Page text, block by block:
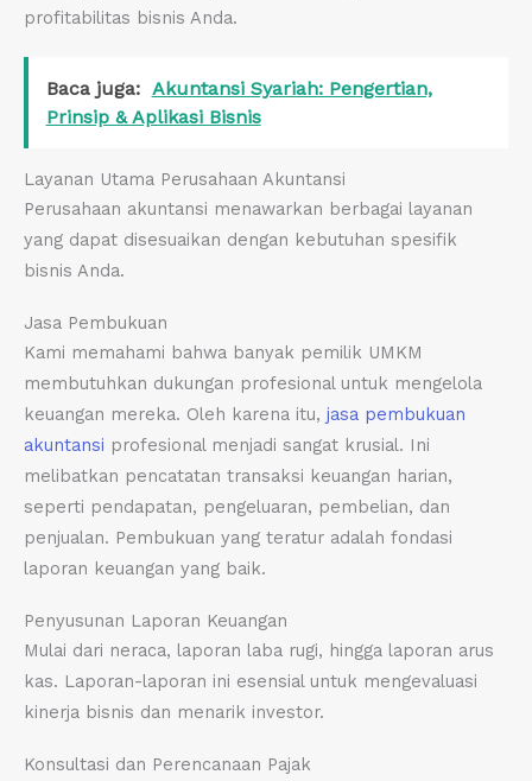
profitabilitas bisnis Anda.
Baca juga: Akuntansi Syariah: Pengertian,
Prinsip & Aplikasi Bisnis
Layanan Utama Perusahaan Akuntansi
Perusahaan akuntansi menawarkan berbagai layanan
yang dapat disesuaikan dengan kebutuhan spesifik
bisnis Anda.
Jasa Pembukuan
Kami memahami bahwa banyak pemilik UMKM
membutuhkan dukungan profesional untuk mengelola
keuangan mereka. Oleh karena itu, jasa pembukuan
akuntansi profesional menjadi sangat krusial. Ini
melibatkan pencatatan transaksi keuangan harian,
seperti pendapatan, pengeluaran, pembelian, dan
penjualan. Pembukuan yang teratur adalah fondasi
laporan keuangan yang baik.
Penyusunan Laporan Keuangan
Mulai dari neraca, laporan laba rugi, hingga laporan arus
kas. Laporan-laporan ini esensial untuk mengevaluasi
kinerja bisnis dan menarik investor.
Konsultasi dan Perencanaan Pajak